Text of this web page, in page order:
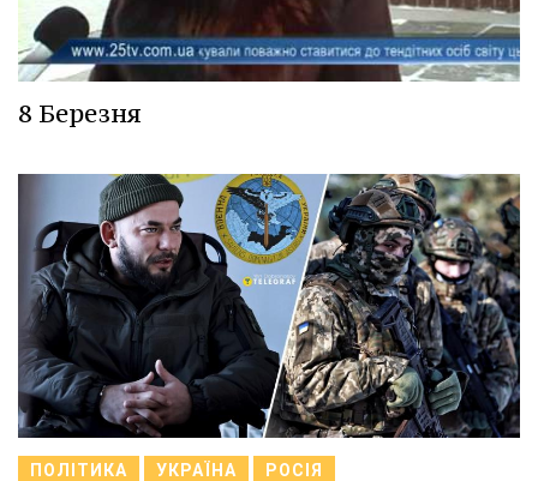
8 Березня
ПОЛІТИКА УКРАЇНА РОСІЯ